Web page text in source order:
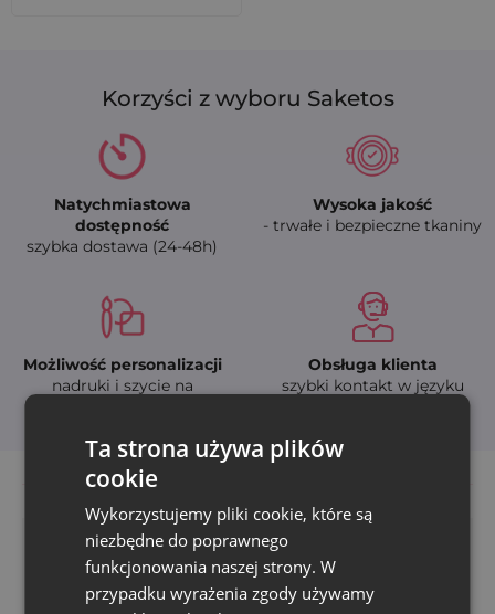
Korzyści z wyboru Saketos
Natychmiastowa
dostępność
szybka dostawa (24-48h)
Wysoka jakość
- trwałe i bezpieczne tkaniny
Możliwość personalizacji
nadruki i szycie na
Obsługa klienta
szybki kontakt w języku
Ta strona używa plików
cookie
Wykorzystujemy pliki cookie, które są
niezbędne do poprawnego
funkcjonowania naszej strony. W
przypadku wyrażenia zgody używamy